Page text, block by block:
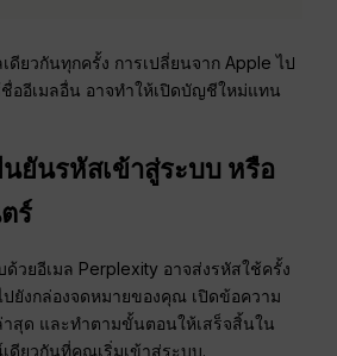
ดียวกันทุกครั้ง การเปลี่ยนจาก Apple ไป
ออีเมลอื่น อาจทำให้เปิดบัญชีใหม่แทน
ยันรหัสเข้าสู่ระบบ หรือ
ร์
วยอีเมล Perplexity อาจส่งรหัสใช้ครั้ง
ปยังกล่องจดหมายของคุณ เปิดข้อความ
สุด และทำตามขั้นตอนให้เสร็จสิ้นใน
ดียวกันที่คุณเริ่มเข้าสู่ระบบ.